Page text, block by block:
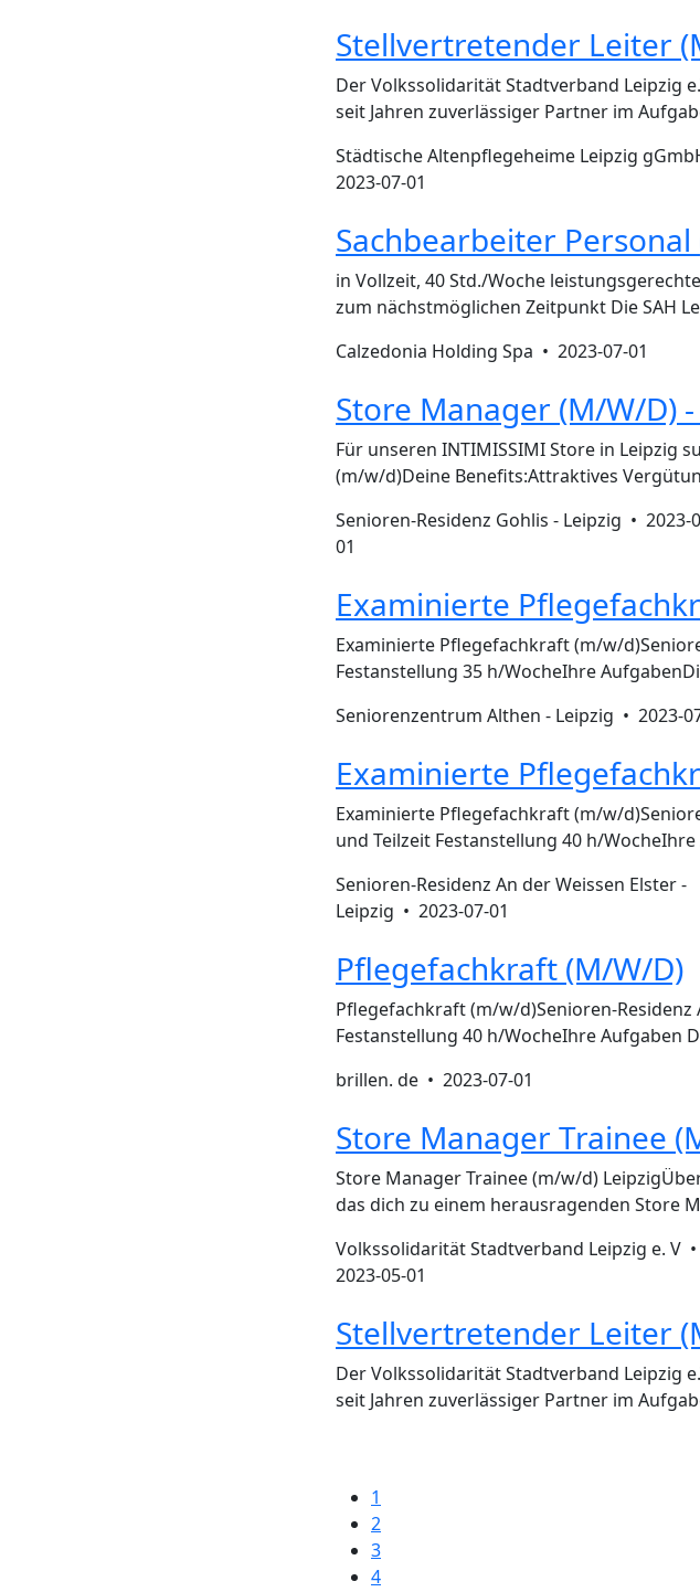
Stellvertretender Leiter
Der Volkssolidarität Stadtverband Leipzig
seit Jahren zuverlässiger Partner im
Städtische Altenpflegeheime Leipzig
2023-07-01
Sachbearbeiter Personal
in Vollzeit, 40 Std./Woche
zum nächstmöglichen Zeitpunkt Die SAH
Calzedonia Holding Spa • 2023-07-01
Store Manager (M/W/D)
Für unseren INTIMISSIMI Store in Leipzig
(m/w/d)Deine Benefits:Attraktives
Senioren-Residenz Gohlis - Leipzig • 2023-
01
Examinierte
Examinierte Pflegefachkraft (m/w/
Festanstellung 35 h/WocheIhre
Seniorenzentrum Althen - Leipzig • 2023-
Examinierte
Examinierte Pflegefachkraft (m/w/
und Teilzeit Festanstellung 40 h/
Senioren-Residenz An der Weissen Elster -
Leipzig • 2023-07-01
Pflegefachkraft (M/W/D)
Pflegefachkraft (m/w/d)Senioren-Residenz
Festanstellung 40 h/WocheIhre Aufgaben
brillen. de • 2023-07-01
Store Manager Trainee
Store Manager Trainee (m/w/d)
das dich zu einem herausragenden Store
Volkssolidarität Stadtverband Leipzig e. V •
2023-05-01
Stellvertretender Leiter
Der Volkssolidarität Stadtverband Leipzig
seit Jahren zuverlässiger Partner im
1
2
3
4